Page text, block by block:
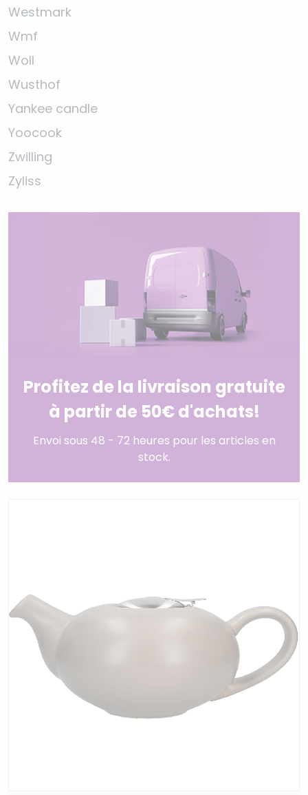
Westmark
Wmf
Woll
Wusthof
Yankee candle
Yoocook
Zwilling
Zyliss
Profitez de la livraison gratuite
à partir de 50€ d'achats!
Envoi sous 48 - 72 heures pour les articles en
stock.